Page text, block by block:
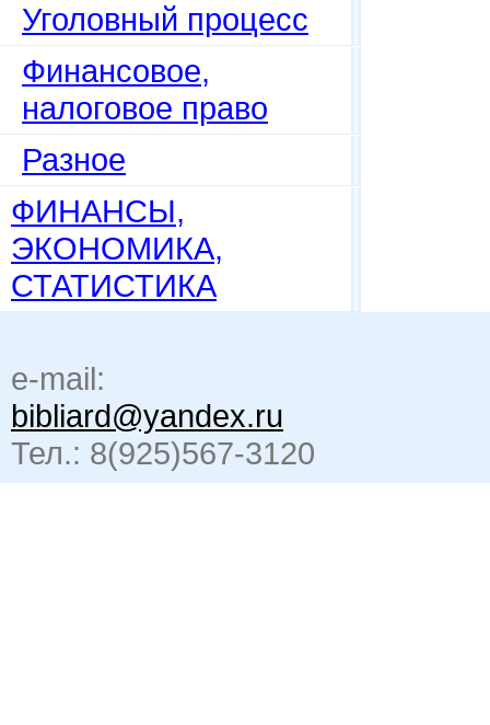
Уголовный процесс
Финансовое,
налоговое право
Разное
ФИНАНСЫ,
ЭКОНОМИКА,
СТАТИСТИКА
e-mail:
bibliard@yandex.ru
Тел.: 8(925)567-3120